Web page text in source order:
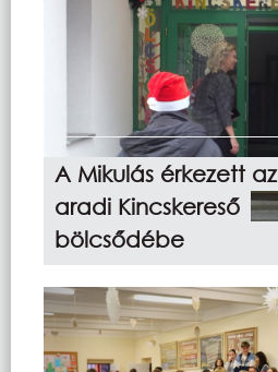
A Mikulás érkezett az
aradi Kincskereső
bölcsődébe